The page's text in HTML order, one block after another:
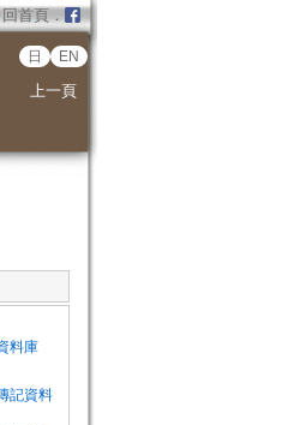
回首頁．
日 EN
上一頁
料庫
記資料